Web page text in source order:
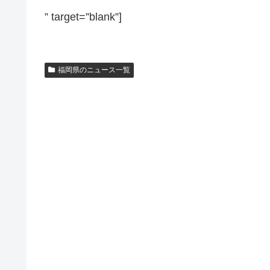
” target=”blank”]
福岡県のニュース一覧